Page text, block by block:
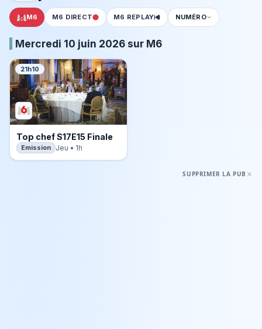
M6 M6 DIRECT M6 REPLAY NUMÉRO
Mercredi 10 juin 2026 sur M6
21h10
Top chef S17E15 Finale
Emission Jeu • 1h
SUPPRIMER LA PUB